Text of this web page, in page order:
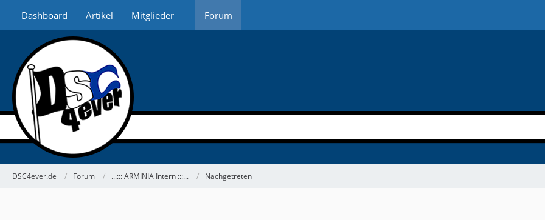
Dashboard Artikel Mitglieder Forum
DSC4ever.de Forum ...::: ARMINIA Intern :::... Nachgetreten